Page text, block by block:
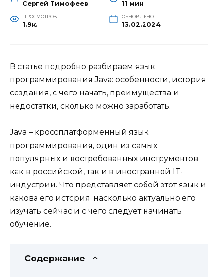
Сергей Тимофеев 11 мин
ПРОСМОТРОВ
1.9к.
ОБНОВЛЕНО
В статье подробно разбираем язык
программирования Java: особенности, история
создания, с чего начать, преимущества и
недостатки, сколько можно заработать.
Java – кроссплатформенный язык
программирования, один из самых
популярных и востребованных инструментов
как в российской, так и в иностранной IT-
индустрии. Что представляет собой этот язык и
какова его история, насколько актуально его
изучать сейчас и с чего следует начинать
обучение.
Содержание